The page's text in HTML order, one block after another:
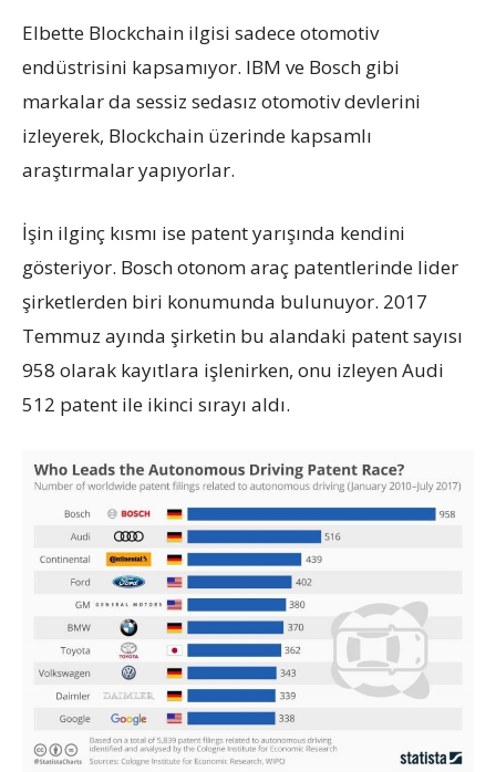
Elbette Blockchain ilgisi sadece otomotiv
endüstrisini kapsamıyor. IBM ve Bosch gibi
markalar da sessiz sedasız otomotiv devlerini
izleyerek, Blockchain üzerinde kapsamlı
araştırmalar yapıyorlar.
İşin ilginç kısmı ise patent yarışında kendini
gösteriyor. Bosch otonom araç patentlerinde lider
şirketlerden biri konumunda bulunuyor. 2017
Temmuz ayında şirketin bu alandaki patent sayısı
958 olarak kayıtlara işlenirken, onu izleyen Audi
512 patent ile ikinci sırayı aldı.